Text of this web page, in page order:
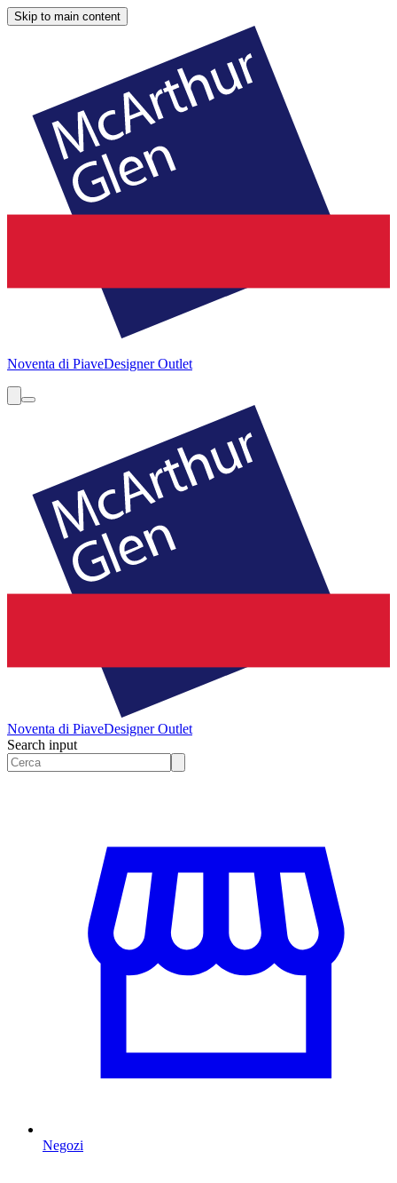
Skip to main content
Noventa di PiaveDesigner Outlet
Noventa di PiaveDesigner Outlet
Search input
Negozi